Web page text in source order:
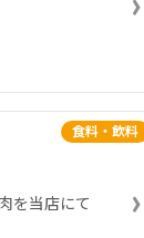
食料・飲料
を当店にて
›